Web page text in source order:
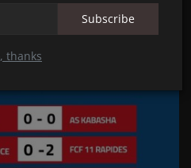
Subscribe
thanks